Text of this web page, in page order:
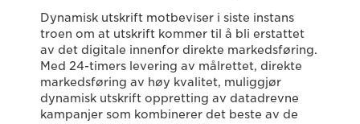
Dynamisk utskrift motbeviser i siste instans
troen om at utskrift kommer til å bli erstattet
av det digitale innenfor direkte markedsføring.
Med 24-timers levering av målrettet, direkte
markedsføring av høy kvalitet, muliggjør
dynamisk utskrift oppretting av datadrevne
kampanjer som kombinerer det beste av de